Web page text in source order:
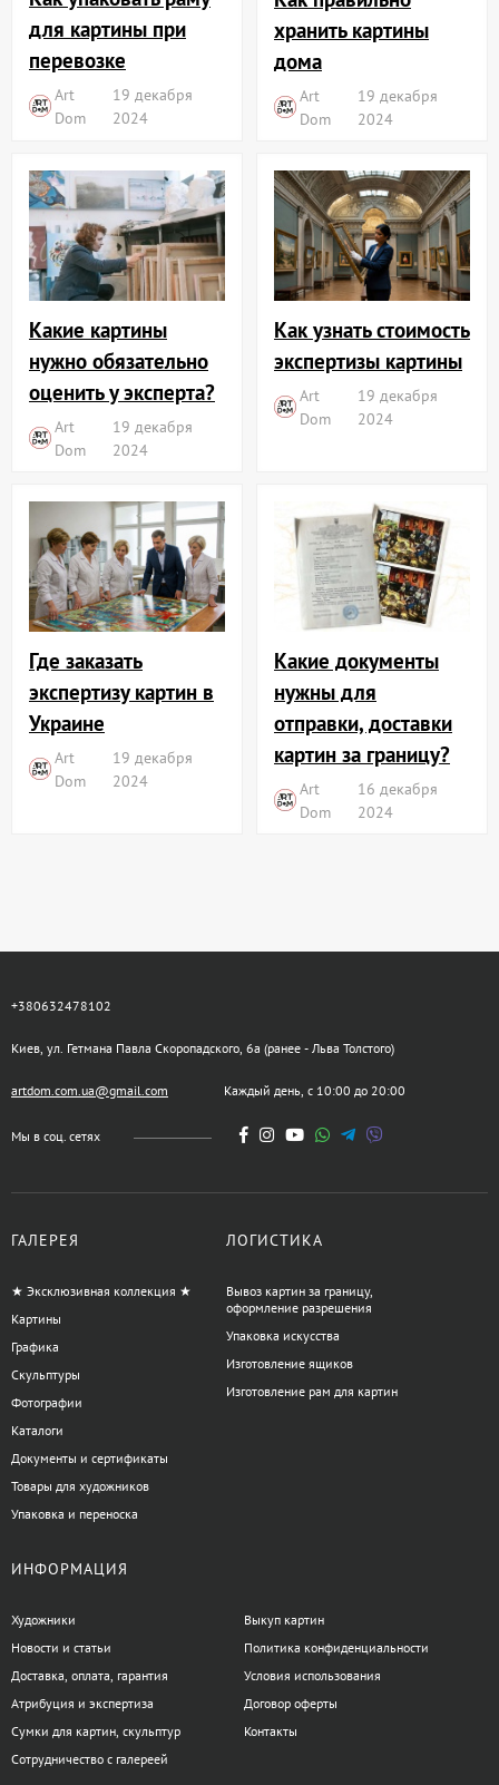
для картины при
перевозке
Art
Dom
19 декабря
2024
хранить картины
дома
Art
Dom
19 декабря
2024
Какие картины
нужно обязательно
оценить у эксперта?
Art
Dom
19 декабря
2024
Как узнать стоимость
экспертизы картины
Art
Dom
19 декабря
2024
Где заказать
экспертизу картин в
Украине
Art
Dom
19 декабря
2024
Какие документы
нужны для
отправки, доставки
картин за границу?
Art
Dom
16 декабря
2024
+380632478102
Киев, ул. Гетмана Павла Скоропадского, 6а (ранее - Льва Толстого)
artdom.com.ua@gmail.com Каждый день, с 10:00 до 20:00
Мы в соц. сетях
ГАЛЕРЕЯ
★ Эксклюзивная коллекция ★
Картины
Графика
Скульптуры
Фотографии
Каталоги
Документы и сертификаты
Товары для художников
Упаковка и переноска
ЛОГИСТИКА
Вывоз картин за границу,
оформление разрешения
Упаковка искусства
Изготовление ящиков
Изготовление рам для картин
ИНФОРМАЦИЯ
Художники
Новости и статьи
Доставка, оплата, гарантия
Атрибуция и экспертиза
Сумки для картин, скульптур
Сотрудничество с галереей
Выкуп картин
Политика конфиденциальности
Условия использования
Договор оферты
Контакты